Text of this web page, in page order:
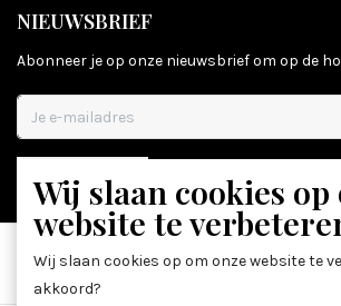
NIEUWSBRIEF
Abonneer je op onze nieuwsbrief om op de
ABONNEER
Wij slaan cookies op
website te
Wij slaan cookies op om onze website te
akkoord?